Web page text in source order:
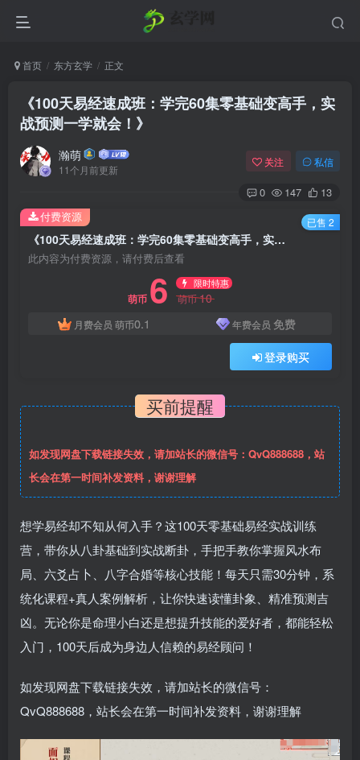
首页 东方玄学 正文
《100天易经速成班：学完60集零基础变高手，实
战预测一学就会！》
瀚萌
11个月前更新
关注 私信
0 147 13
《100天易经速成班：学完60集零基础变高手，实战预测一学就会！》
此内容为付费资源，请付费后查看
萌币 6 限时特惠
萌币10
月费会员 萌币0.1 年费会员 免费
登录购买
付费资源 已售 2
买前提醒
如发现网盘下载链接失效，请加站长的微信号：QvQ888688，站
长会在第一时间补发资料，谢谢理解
想学易经却不知从何入手？这100天零基础易经实战训练
营，带你从八卦基础到实战断卦，手把手教你掌握风水布
局、六爻占卜、八字合婚等核心技能！每天只需30分钟，系
统化课程+真人案例解析，让你快速读懂卦象、精准预测吉
凶。无论你是命理小白还是想提升技能的爱好者，都能轻松
入门，100天后成为身边人信赖的易经顾问！
如发现网盘下载链接失效，请加站长的微信号：
QvQ888688，站长会在第一时间补发资料，谢谢理解